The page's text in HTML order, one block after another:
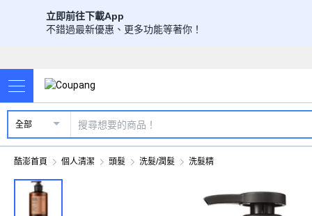
立即前往下載App
不錯過最新優惠、更多功能等著你！
全部
酷澎首頁 個人清潔 頭髮 洗髮/潤髮 洗髮精